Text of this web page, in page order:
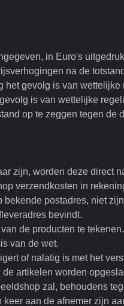
in Euro's
na de
het gevolg is van
is van wettelijke
op te zeggen tegen de
zijn, worden deze direct
verzendkosten in
postadres, niet
bevindt.
de producten te
van de wet.
of nalatig is met het
artikelen worden
zal, behoudens
aan de afnemer zijn